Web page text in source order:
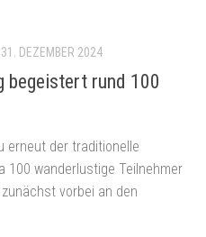
31. DEZEMBER 2024
begeistert rund 100
erneut der traditionelle
100 wanderlustige Teilnehmer
vorbei an den